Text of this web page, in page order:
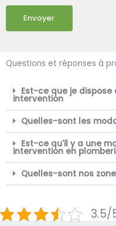
Envoyer
Questions et réponses à
Est-ce que je
intervention
Quelles-sont les
Est-ce qu'il y a une
intervention en
Quelles-sont nos
3.5/